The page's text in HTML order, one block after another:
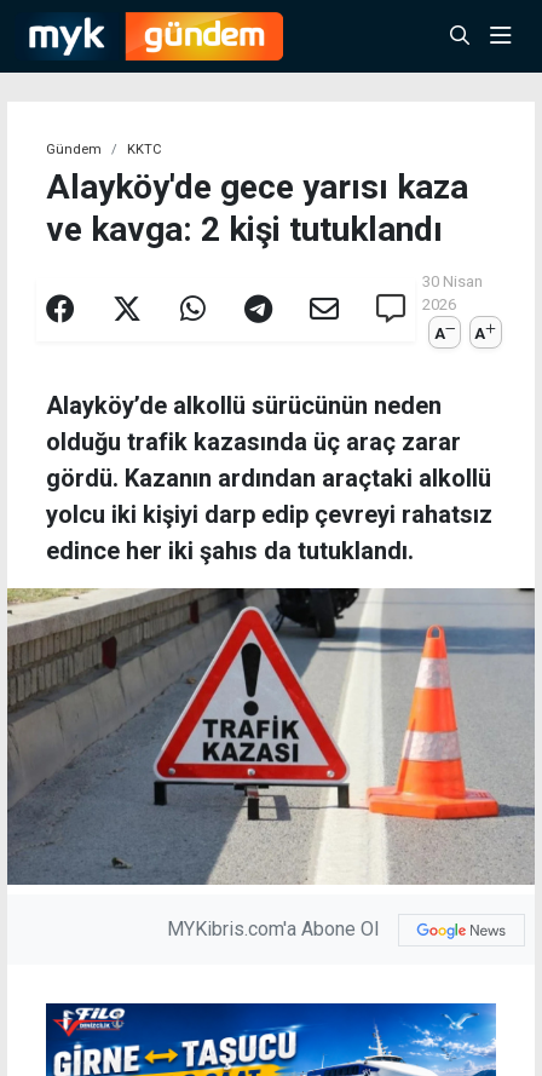
Gündem KKTC
Alayköy'de gece yarısı kaza
ve kavga: 2 kişi tutuklandı
30 Nisan
2026
A
A
Alayköy’de alkollü sürücünün neden
olduğu trafik kazasında üç araç zarar
gördü. Kazanın ardından araçtaki alkollü
yolcu iki kişiyi darp edip çevreyi rahatsız
edince her iki şahıs da tutuklandı.
MYKibris.com'a Abone Ol